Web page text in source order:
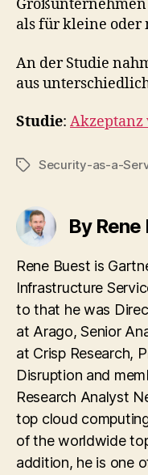
als für kleine oder
An der Studie
aus
Studie: Akzeptanz
TagsSecurity-as-a-
By
Rene Buest is
Infrastructure
to that he was
at Arago, Senior
at Crisp Research,
Disruption and
Research Analyst
top cloud
of the worldwide
addition, he is one